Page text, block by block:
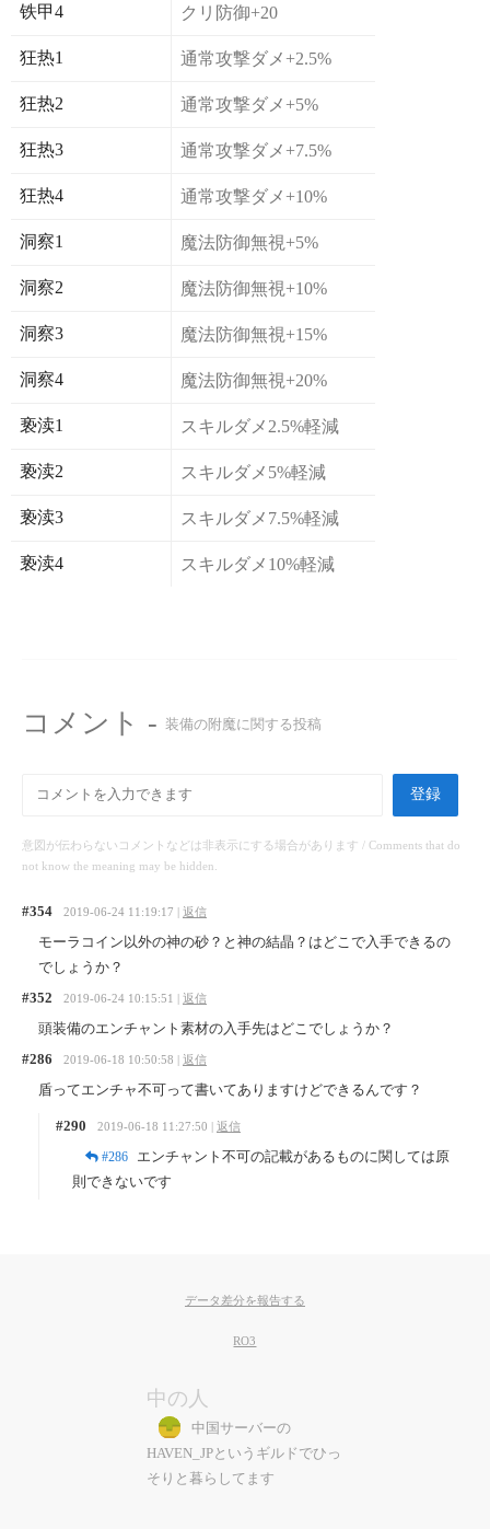
铁甲4 クリ防御+20
狂热1 通常攻撃ダメ+2.5%
狂热2 通常攻撃ダメ+5%
狂热3 通常攻撃ダメ+7.5%
狂热4 通常攻撃ダメ+10%
洞察1 魔法防御無視+5%
洞察2 魔法防御無視+10%
洞察3 魔法防御無視+15%
洞察4 魔法防御無視+20%
亵渎1 スキルダメ2.5%軽減
亵渎2 スキルダメ5%軽減
亵渎3 スキルダメ7.5%軽減
亵渎4 スキルダメ10%軽減
コメント - 装備の附魔に関する投稿
登録
意図が伝わらないコメントなどは非表示にする場合があります / Comments that do
not know the meaning may be hidden.
#354 2019-06-24 11:19:17 | 返信
モーラコイン以外の神の砂？と神の結晶？はどこで入手できるの
でしょうか？
#352
2019-06-24 10:15:51 | 返信
頭装備のエンチャント素材の入手先はどこでしょうか？
#286
2019-06-18 10:50:58 | 返信
盾ってエンチャ不可って書いてありますけどできるんです？
#290 2019-06-18 11:27:50 | 返信
#286
エンチャント不可の記載があるものに関しては原
則できないです
データ差分を報告する
RO3
中の人
中国サーバーの
HAVEN_JPというギルドでひっ
そりと暮らしてます